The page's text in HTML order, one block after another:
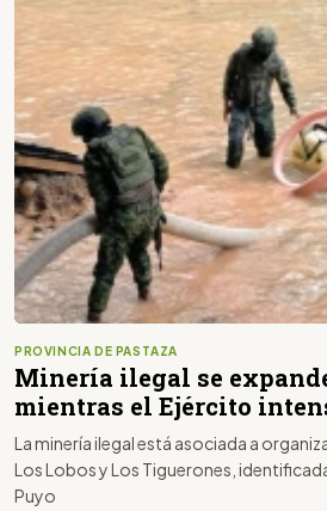
PROVINCIA DE PASTAZA
Minería ilegal se
mientras el Ejército
La minería ilegal está asociada a
Los Lobos y Los Tiguerones,
Puyo